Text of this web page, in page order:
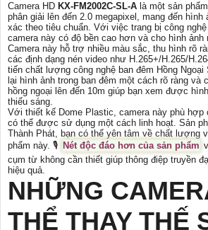
Camera HD KX-FM2002C-SL-A là một sản
phân giải lên đến 2.0 megapixel, mang đến
xác theo tiêu chuẩn. Với việc trang bị công
camera này có độ bền cao hơn và cho hình
Camera này hỗ trợ nhiều màu sắc, thu hình rõ
các định dạng nén video như H.265+/H.265/
tiến chất lượng công nghệ ban đêm Hồng Ngoại
lại hình ảnh trong ban đêm một cách rõ ràng và
hồng ngoại lên đến 10m giúp bạn xem được
thiếu sáng.
Với thiết kế Dome Plastic, camera này phù hợp
có thể được sử dụng một cách linh hoạt. Sản
Thành Phát, bạn có thể yên tâm về chất lượng
phẩm này. 🎙 Nét độc đáo hơn của sản phẩm
cụm từ không cần thiết giúp thông điệp truyền
hiệu quả.
NHỮNG
THỂ THAY THẾ